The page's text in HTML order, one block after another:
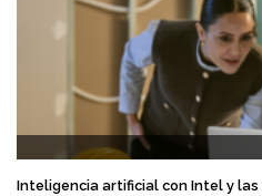
Inteligencia artificial con Intel y